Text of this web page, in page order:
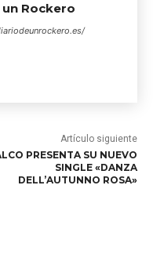
Rockero
Artículo siguiente
PRESENTA SU NUEVO
SINGLE «DANZA
DELL’AUTUNNO ROSA»